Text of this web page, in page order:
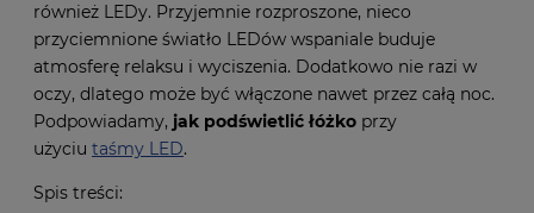
również LEDy. Przyjemnie rozproszone, nieco
przyciemnione światło LEDów wspaniale buduje
atmosferę relaksu i wyciszenia. Dodatkowo nie razi w
oczy, dlatego może być włączone nawet przez całą noc.
Podpowiadamy, jak podświetlić łóżko przy
użyciu taśmy LED.
Spis treści: